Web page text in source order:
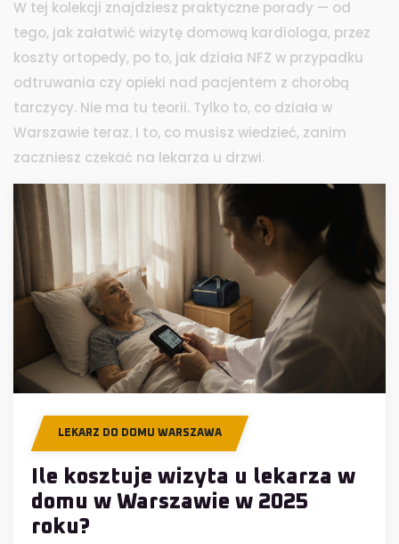
W tej kolekcji znajdziesz praktyczne porady — od
tego, jak załatwić wizytę domową kardiologa, przez
koszty ortopedy, po to, jak działa NFZ w przypadku
odtruwania czy opieki nad pacjentem z chorobą
tarczycy. Nie ma tu teorii. Tylko to, co działa w
Warszawie teraz. I to, co musisz wiedzieć, zanim
zaczniesz czekać na lekarza u drzwi.
LEKARZ DO DOMU WARSZAWA
Ile kosztuje wizyta u lekarza w
domu w Warszawie w 2025
roku?